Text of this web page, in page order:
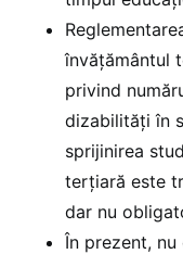
învățământul
privind
dizabilități în
sprijinirea
terțiară este
dar nu
În prezent,